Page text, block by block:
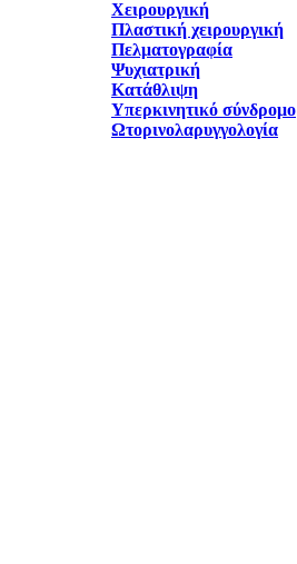
Χειρουργική
Πλαστική χειρουργική
Πελματογραφία
Ψυχιατρική
Κατάθλιψη
Υπερκινητικό σύνδρομο
Ωτορινολαρυγγολογία